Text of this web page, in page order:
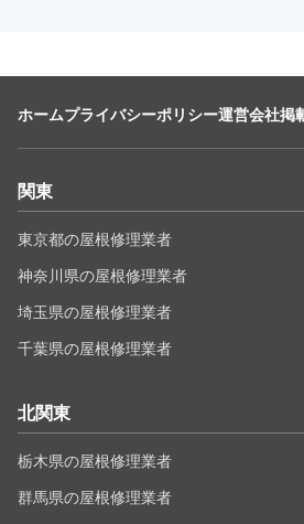
ホームプライバシーポリシー運営会社掲
関東
東京都の屋根修理業者
神奈川県の屋根修理業者
埼玉県の屋根修理業者
千葉県の屋根修理業者
北関東
栃木県の屋根修理業者
群馬県の屋根修理業者